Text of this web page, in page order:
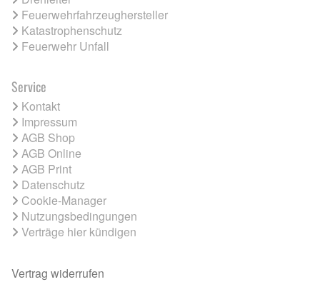
Feuerwehrfahrzeughersteller
Katastrophenschutz
Feuerwehr Unfall
Service
Kontakt
Impressum
AGB Shop
AGB Online
AGB Print
Datenschutz
Cookie-Manager
Nutzungsbedingungen
Verträge hier kündigen
Vertrag widerrufen